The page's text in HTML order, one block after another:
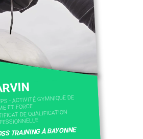
- ACTIVITÉ GYMNIQUE DE
ET FORCE
DE QUALIFICATION
TRAINING À BAYONNE